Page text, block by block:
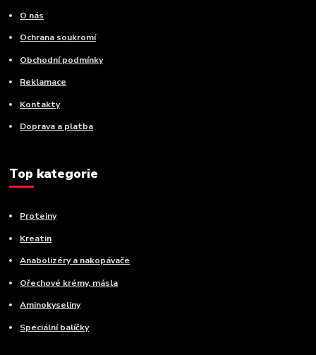
O nás
Ochrana soukromí
Obchodní podmínky
Reklamace
Kontakty
Doprava a platba
Top kategorie
Proteiny
Kreatin
Anabolizéry a nakopávače
Ořechové krémy, másla
Aminokyseliny
Speciální balíčky